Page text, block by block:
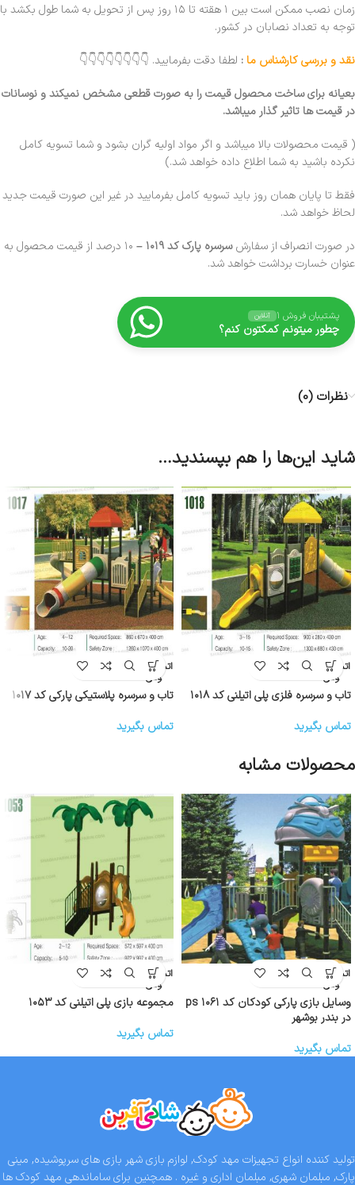
زمان نصب ممکن است بین ۱ هقته تا ۱۵ روز پس از تحویل به شما طول بکشد با
توجه به تعداد نصابان در کشور.
نقد و بررسی کارشناس ما : لطفا دقت بفرمایید. 👇👇👇👇👇👇👇👇
بعیانه برای ساخت محصول قیمت را به صورت قطعی مشخص نمیکند و نوسانات
در قیمت ها تاثیر گذار میباشد.
( قیمت محصولات بالا میباشد و اگر مواد اولیه گران بشود و شما تسویه کامل
نکرده باشید به شما اطلاع داده خواهد شد.)
فقط تا پایان همان روز باید تسویه کامل بفرمایید در غیر این صورت قیمت جدید
لحاظ خواهد شد.
در صورت انصراف از سفارشسرسره پارک کد ۱۰۱۹ –
۱۰ درصد از قیمت محصول به
عنوان خسارت برداشت خواهد شد.
پشتیبان فروش ۱ آنلاین
چطور میتونم کمکتون کنم؟
نظرات (0)
شاید این‌ها را هم بپسندید…
اتمام موج
ودی
تاب و سرسره فلزی پلی اتیلنی کد ۱۰۱۸
تماس بگیرید
اتمام موج
ودی
تاب و سرسره پلاستیکی پارکی کد ۱۰۱۷
تماس بگیرید
محصولات مشابه
اتمام موج
ودی
وسایل بازی پارکی کودکان کد ps ۱۰۶۱
در بندر بوشهر
تماس بگیرید
اتمام موج
ودی
مجموعه بازی پلی اتیلنی کد ۱۰۵۳
تماس بگیرید
تولید کننده انواع تجهیزات مهد کودک, لوازم بازی شهر بازی های سرپوشیده, مینی
پارک, مبلمان شهری, مبلمان اداری و غیره . همچنین برای ساماندهی مهد کودک ها